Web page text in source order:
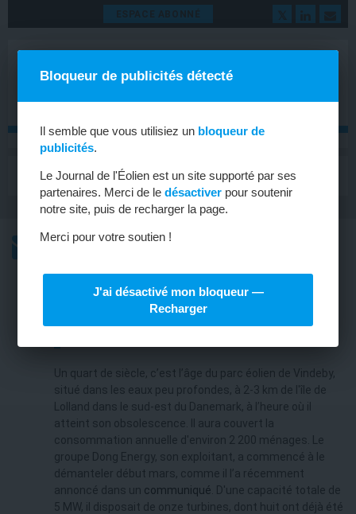
ESPACE ABONNÉ
MENU
L’ACTU
DANEMARK
Le tout premier parc offshore tire sa
Un quart de siècle, c’est l’âge du parc éolien de Vindeby,
situé dans les eaux peu profondes, à 2-3 km de l'île de
Lolland dans le sud-est du Danemark, à l’heure où il
atteint son obsolescence. Il aura couvert la
consommation annuelle d'environ 2 200 ménages. Le
groupe Dong Energy, son exploitant, a commencé à le
démanteler début mars, comme il l’a récemment
annoncé dans un communiqué . D'une capacité totale de
5 MW, il disposait de onze turbines, dont huit ont déjà été
Bloqueur de publicités détecté
Il semble que vous utilisiez un bloqueur de
publicités.
Le Journal de l'Éolien est un site supporté par ses
partenaires. Merci de ledésactiver pour soutenir
notre site, puis de recharger la page.
Merci pour votre soutien !
J'ai désactivé mon bloqueur —
Recharger